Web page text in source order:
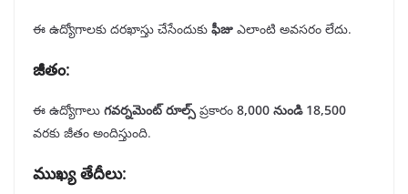
ఈ ఉద్యోగాలకు దరఖాస్తు చేసేందుకు ఫీజు ఎలాంటి అవసరం లేదు.
జీతం:
ఈ ఉద్యోగాలు గవర్నమెంట్ రూల్స్ ప్రకారం 8,000 నుండి18,500
వరకు జీతం అందిస్తుంది.
ముఖ్య తేదీలు: